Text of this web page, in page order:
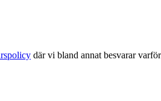
där vi bland annat besvarar